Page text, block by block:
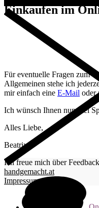
Einkaufen im
Für eventuelle Fragen zum
Allgemeinen stehe ich
mir einfach eine E-Mail oder
Ich wünsch Ihnen nun viel
Alles Liebe,
Beatrix
Ich freue mich über
handgemacht.at
Impressum